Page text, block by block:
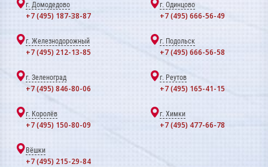
г. Домодедово
+7 (495) 187-38-87
г. Одинцово
+7 (495) 666-56-49
г. Железнодорожный
+7 (495) 212-13-85
г. Подольск
+7 (495) 666-56-58
г. Зеленоград
+7 (495) 846-80-06
г. Реутов
+7 (495) 165-41-15
г. Королёв
+7 (495) 150-80-09
г. Химки
+7 (495) 477-66-78
Вёшки
+7 (495) 215-29-84